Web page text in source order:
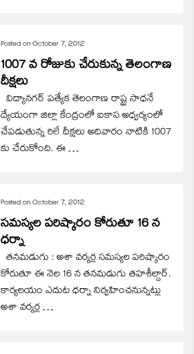
Posted onOctober 7, 2012
1007 వ రోజుకు చేరుకున్న తెలంగాణ
దీక్షలు
విద్యానగర్‌ పత్యేక తెలంగాణ రాష్ట్ర సాధనే
ద్యేయంగా జిల్లా కేంద్రంలో ఐకాస అధ్వర్యంలో
చేపడుతున్న రిలే దీక్షలు అదివారం నాటికి 1007
కు చేరుకోంది. ఈ …
Posted onOctober 7, 2012
సమస్యల పరిష్కారం కోరుతూ 16 న
ధర్నా
తనమడుగు : అశా వర్కర్ల సమస్యల పరిష్కారం
కోరుతూ ఈ నెల 16 న తనమడుగు తహశీల్దార్‌.
కార్యలయం ఎదుట ధర్నా నిర్వహించనున్నట్లు
అశా వర్కర్ల …